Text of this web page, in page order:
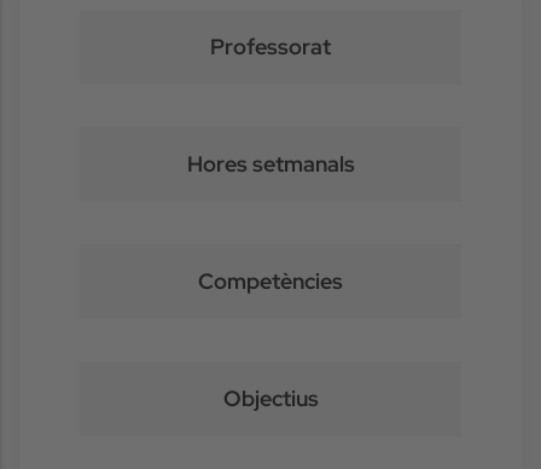
Professorat
Hores setmanals
Competències
Objectius